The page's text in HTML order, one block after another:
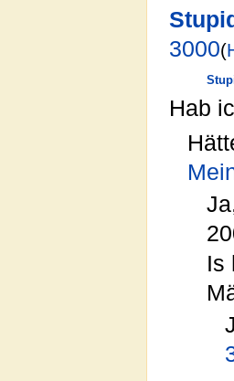
3000(
Hab
Is